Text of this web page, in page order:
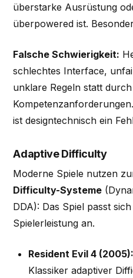
überstarke Ausrüstung
überpowered ist.
Falsche Schwierigkeit:
schlechtes Interface,
unklare Regeln statt
ist designtechnisch ein
Adaptive Difficulty
Moderne Spiele nutzen
Difficulty-Systeme
DDA): Das Spiel passt
Spielerleistung an.
Resident Evil 4 (2005):
Klassiker adaptiver